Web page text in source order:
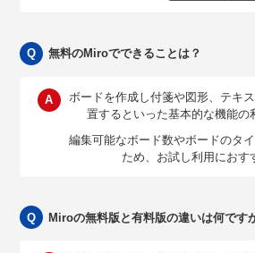
無料のMiroでできることは？
ボードを作成し付箋や図形、テキ
置するといった基本的な機能の
編集可能なボード数やボードのタ
ため、お試し利用におす
Miroの無料版と有料版の違いは何です